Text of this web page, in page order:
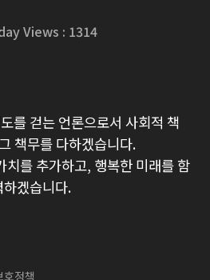
Views : 1314
를 걷는 언론으로서 사회적 책
책무를 다하겠습니다.
치를 추가하고, 행복한 미래를 함
겠습니다.
정책